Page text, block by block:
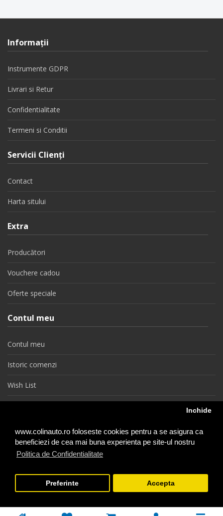
www.colinauto.ro foloseste cookies pentru a se asigura ca
beneficiezi de cea mai buna experienta pe site-ul nostru
Politica de Confidentialitate
Inchide
Preferinte Accepta
Informaţii
Instrumente GDPR
Livrari si Retur
Confidentialitate
Termeni si Conditii
Servicii Clienţi
Contact
Harta sitului
Extra
Producători
Vouchere cadou
Oferte speciale
Contul meu
Contul meu
Istoric comenzi
Wish List